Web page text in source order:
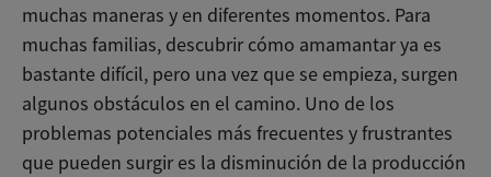
muchas maneras y en diferentes momentos. Para
muchas familias, descubrir cómo amamantar ya es
bastante difícil, pero una vez que se empieza, surgen
algunos obstáculos en el camino. Uno de los
problemas potenciales más frecuentes y frustrantes
que pueden surgir es la disminución de la producción